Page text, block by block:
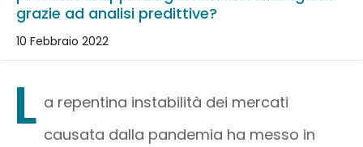
grazie ad analisi predittive?
10 Febbraio 2022
L a repentina instabilità dei mercati
causata dalla pandemia ha messo in